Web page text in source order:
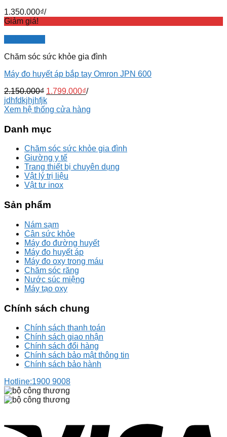
1.350.000₫/
Giảm giá!
Chăm sóc sức khỏe gia đình
Máy đo huyết áp bắp tay Omron JPN 600
2.150.000₫ 1.799.000₫/
jdhfdkjhjhfjk
Xem hệ thống cửa hàng
Danh mục
Chăm sóc sức khỏe gia đình
Giường y tế
Trang thiết bị chuyên dụng
Vật lý trị liệu
Vật tư inox
Sản phẩm
Nám sạm
Cân sức khỏe
Máy đo đường huyết
Máy đo huyết áp
Máy đo oxy trong máu
Chăm sóc răng
Nước súc miệng
Máy tạo oxy
Chính sách chung
Chính sách thanh toán
Chính sách giao nhận
Chính sách đổi hàng
Chính sách bảo mật thông tin
Chính sách bảo hành
Hotline:1900 9008